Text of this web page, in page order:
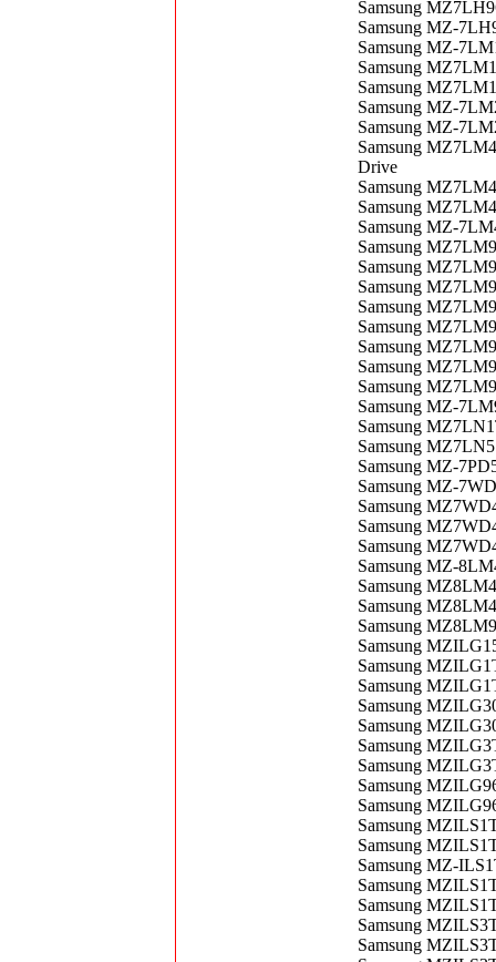
Samsung
Samsung MZ-
Samsung MZ-
Samsung
Samsung
Samsung MZ-
Samsung MZ-
Samsung
Drive
Samsung
Samsung
Samsung MZ-
Samsung
Samsung
Samsung
Samsung
Samsung
Samsung
Samsung
Samsung
Samsung MZ-
Samsung
Samsung
Samsung MZ-
Samsung MZ-
Samsung
Samsung
Samsung
Samsung MZ-
Samsung
Samsung
Samsung
Samsung
Samsung
Samsung
Samsung
Samsung
Samsung
Samsung
Samsung
Samsung
Samsung
Samsung
Samsung MZ-
Samsung
Samsung
Samsung
Samsung